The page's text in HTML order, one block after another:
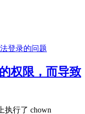
权限，而导致
执行了 chown